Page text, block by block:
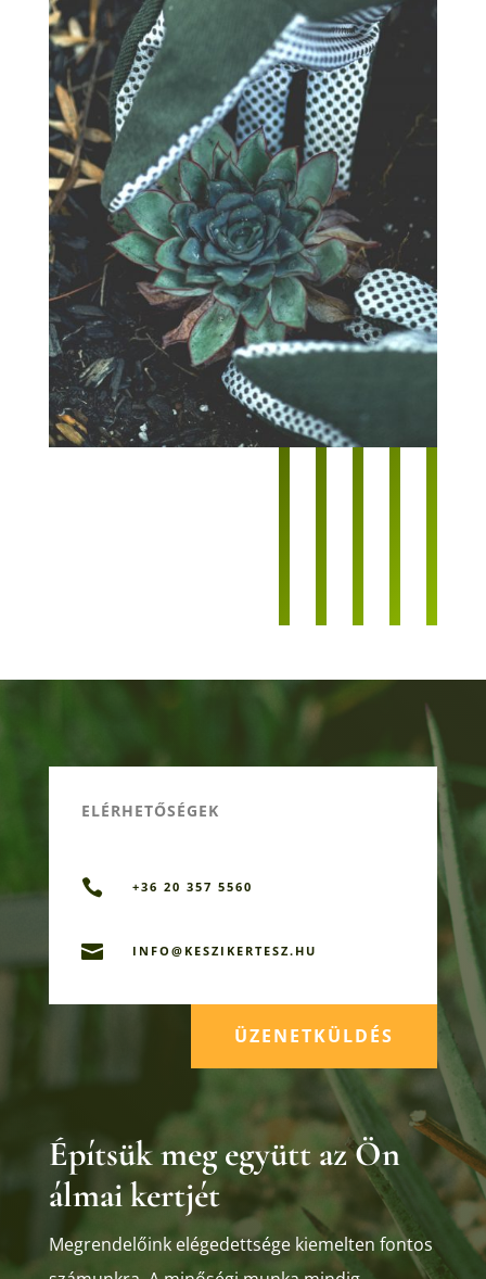
ELÉRHETŐSÉGEK
 +36 20 357 5560
 INFO@KESZIKERTESZ.HU
ÜZENETKÜLDÉS
Építsük meg együtt az Ön
álmai kertjét
Megrendelőink elégedettsége kiemelten fontos